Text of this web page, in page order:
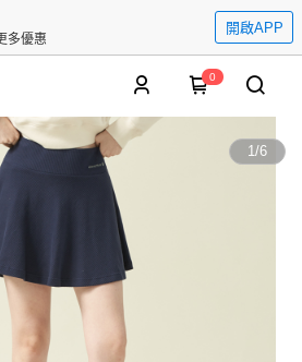
多優惠
開啟APP
0
1/6